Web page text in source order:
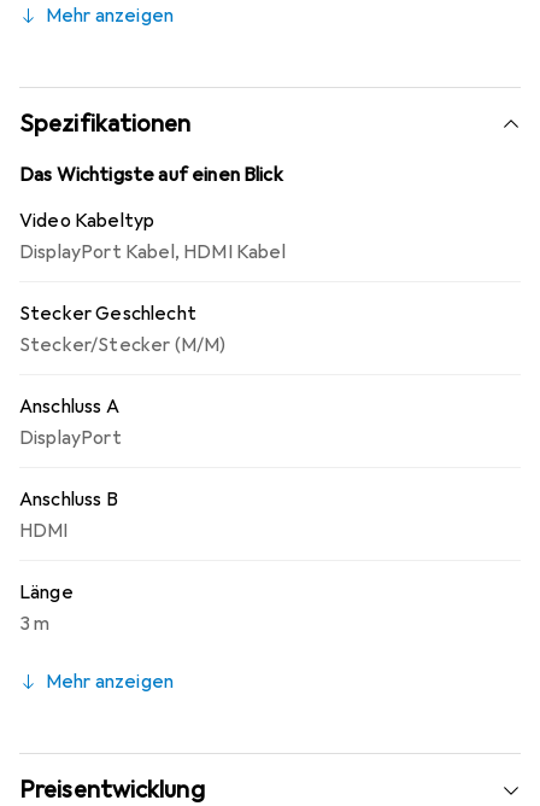
kann nur auf der Datenquellenseite verwendet werden
Mehr anzeigen
Spezifikationen
Das Wichtigste auf einen Blick
Video Kabeltyp
DisplayPort Kabel, HDMI Kabel
Stecker Geschlecht
Stecker/Stecker (M/M)
Anschluss A
DisplayPort
Anschluss B
HDMI
Länge
3 m
Mehr anzeigen
Preisentwicklung